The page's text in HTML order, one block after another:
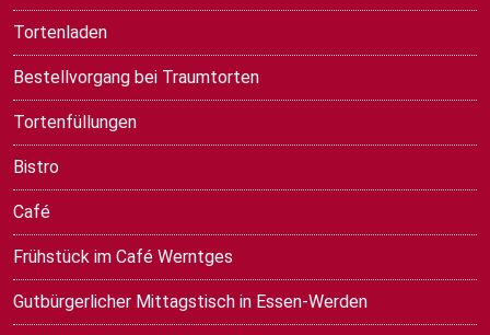
Tortenladen
Bestellvorgang bei Traumtorten
Tortenfüllungen
Bistro
Café
Frühstück im Café Werntges
Gutbürgerlicher Mittagstisch in Essen-Werden